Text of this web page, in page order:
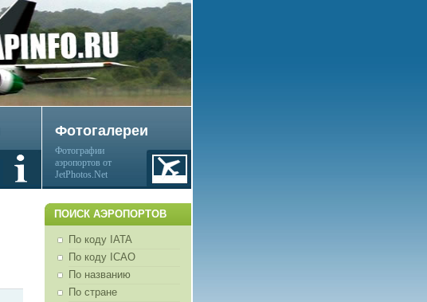
Фотогалереи
Фотографии
аэропортов от
JetPhotos.Net
ПОИСК АЭРОПОРТОВ
По коду IATA
По коду ICAO
По названию
По стране